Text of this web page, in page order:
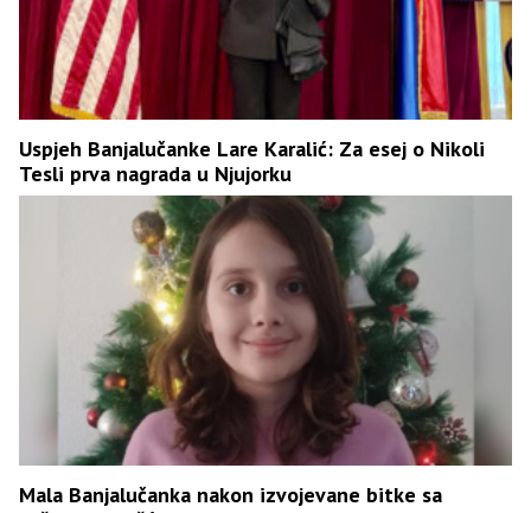
Uspjeh Banjalučanke Lare Karalić: Za esej o Nikoli
Tesli prva nagrada u Njujorku
Mala Banjalučanka nakon izvojevane bitke sa